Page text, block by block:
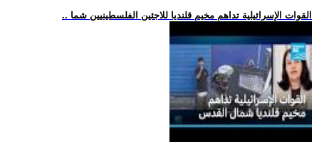
.. القوات الإسرائيلية تداهم مخيم قلنديا للاجئين الفلسطينيين شما